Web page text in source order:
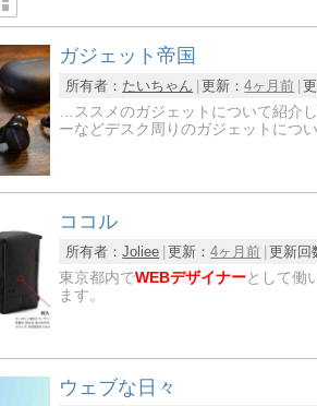
ガジェット帝国
所有者： たいちゃん 更新：4ヶ月前
…ススメのガジェットについて紹介
ーなどデスク周りのガジェットにつ
ココル
所有者：Joliee 更新：4ヶ月前 更新回
東京都内でWEBデザイナーとして働
ます。
ウェブな日々